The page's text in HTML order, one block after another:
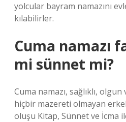
yolcular bayram namazını
kılabilirler.
Cuma namazı
mi sünnet mi?
Cuma namazı, sağlıklı,
hiçbir mazereti olmayan
oluşu Kitap, Sünnet ve İcma